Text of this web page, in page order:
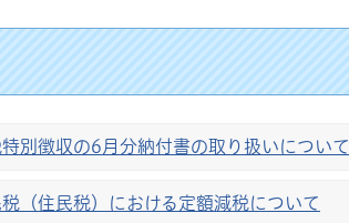
別徴収の6月分納付書の取り扱いについて
（住民税）における定額減税について